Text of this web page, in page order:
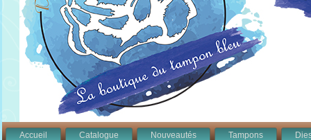
Accueil Catalogue Nouveautés Tampons